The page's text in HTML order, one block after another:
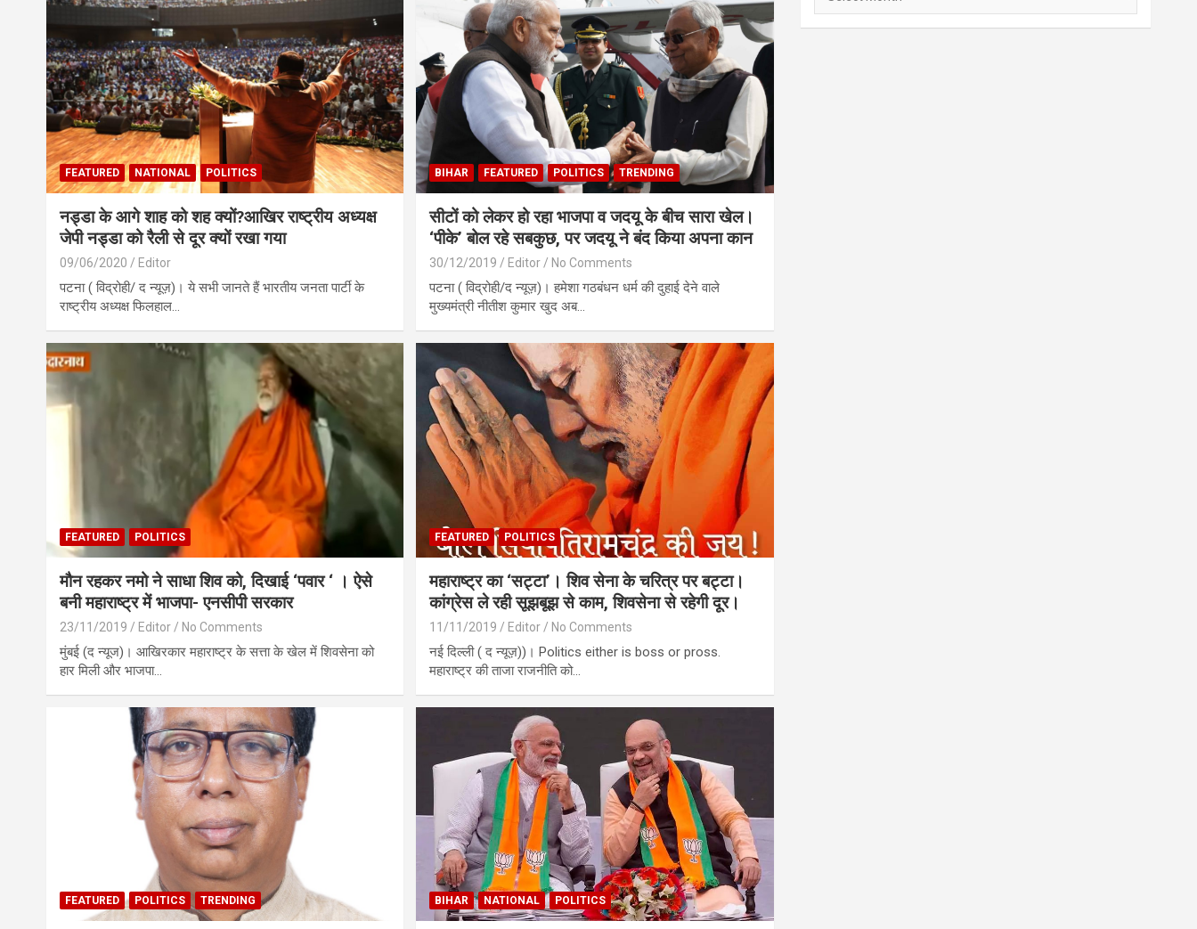
FEATURED NATIONAL POLITICS
नड्डा के आगे शाह को शह क्यों?आखिर राष्ट्रीय अध्यक्ष
जेपी नड्डा को रैली से दूर क्यों रखा गया
09/06/2020 Editor
पटना ( विद्रोही/ द न्यूज़)। ये सभी जानते हैं भारतीय जनता पार्टी के
राष्ट्रीय अध्यक्ष फिलहाल…
BIHAR FEATURED POLITICS TRENDING
सीटों को लेकर हो रहा भाजपा व जदयू के बीच सारा खेल।
‘पीके’ बोल रहे सबकुछ, पर जदयू ने बंद किया अपना कान
30/12/2019 Editor No Comments
पटना ( विद्रोही/द न्यूज़)। हमेशा गठबंधन धर्म की दुहाई देने वाले
मुख्यमंत्री नीतीश कुमार खुद अब…
FEATURED POLITICS
मौन रहकर नमो ने साधा शिव को, दिखाई ‘पवार ‘ । ऐसे
बनी महाराष्ट्र में भाजपा- एनसीपी सरकार
23/11/2019 Editor No Comments
मुंबई (द न्यूज)। आखिरकार महाराष्ट्र के सत्ता के खेल में शिवसेना को
हार मिली और भाजपा…
FEATURED POLITICS
महाराष्ट्र का ‘सट्टा’। शिव सेना के चरित्र पर बट्टा।
कांग्रेस ले रही सूझबूझ से काम, शिवसेना से रहेगी दूर।
11/11/2019 Editor No Comments
नई दिल्ली ( द न्यूज़))। Politics either is boss or pross.
महाराष्ट्र की ताजा राजनीति को…
FEATURED POLITICS TRENDING BIHAR NATIONAL POLITICS